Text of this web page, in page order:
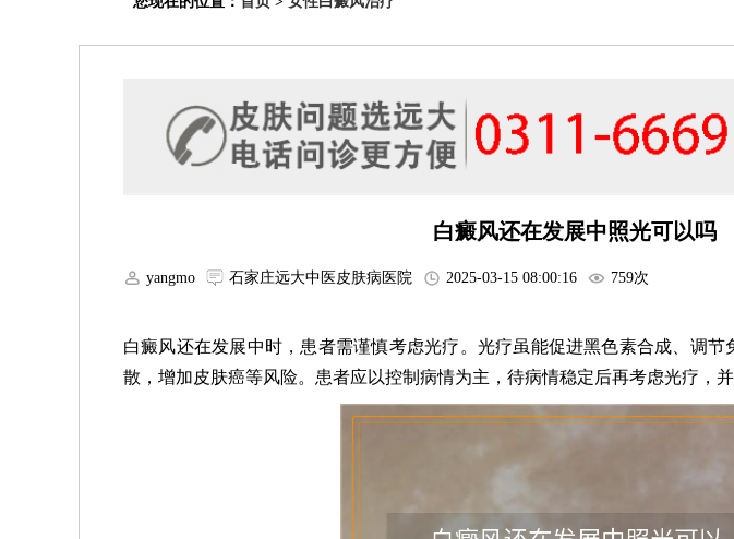
白癜风还在发展中照光可以吗
yangmo 石家庄远大中医皮肤病医院 2025-03-15 08:00:16 759次
白癜风还在发展中时，患者需谨慎考虑光疗。光疗虽能促进黑色素合成、调
散，增加皮肤癌等风险。患者应以控制病情为主，待病情稳定后再考虑光疗，